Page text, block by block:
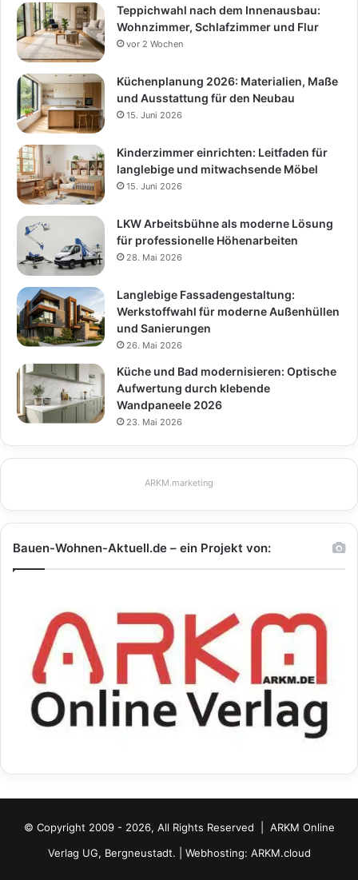
Teppichwahl nach dem Innenausbau:
Wohnzimmer, Schlafzimmer und Flur
vor 2 Wochen
Küchenplanung 2026: Materialien, Maße
und Ausstattung für den Neubau
15. Juni 2026
Kinderzimmer einrichten: Leitfaden für
langlebige und mitwachsende Möbel
15. Juni 2026
LKW Arbeitsbühne als moderne Lösung
für professionelle Höhenarbeiten
28. Mai 2026
Langlebige Fassadengestaltung:
Werkstoffwahl für moderne Außenhüllen
und Sanierungen
26. Mai 2026
Küche und Bad modernisieren: Optische
Aufwertung durch klebende
Wandpaneele 2026
23. Mai 2026
ARKM.marketing
Bauen-Wohnen-Aktuell.de – ein Projekt von:
© Copyright 2009 - 2026, All Rights Reserved | ARKM Online
Verlag UG, Bergneustadt. | Webhosting: ARKM.cloud